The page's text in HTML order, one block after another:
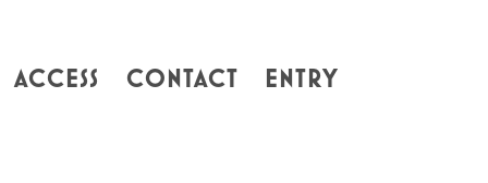
ACCESS CONTACT ENTRY